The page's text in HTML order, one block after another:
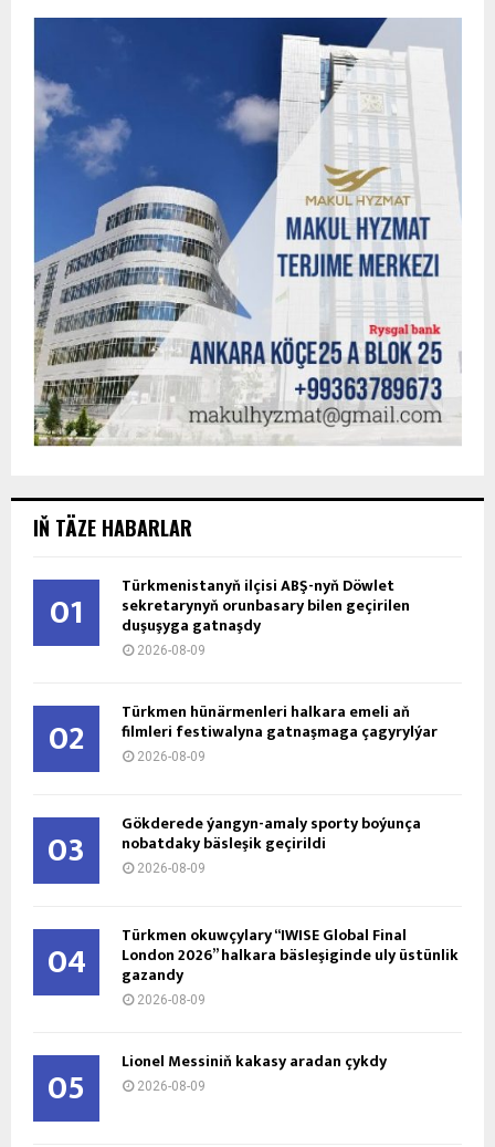
IŇ TÄZE HABARLAR
01 Türkmenistanyň ilçisi ABŞ-nyň Döwlet
sekretarynyň orunbasary bilen geçirilen
duşuşyga gatnaşdy
2026-08-09
02 Türkmen hünärmenleri halkara emeli aň
filmleri festiwalyna gatnaşmaga çagyrylýar
2026-08-09
03 Gökderede ýangyn-amaly sporty boýunça
nobatdaky bäsleşik geçirildi
2026-08-09
04 Türkmen okuwçylary “IWISE Global Final
London 2026” halkara bäsleşiginde uly üstünlik
gazandy
2026-08-09
05 Lionel Messiniň kakasy aradan çykdy
2026-08-09